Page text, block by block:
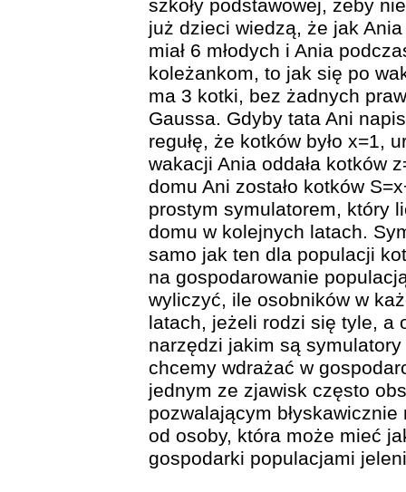
szkoły podstawowej, żeby
już dzieci wiedzą, że jak
miał 6 młodych i Ania
koleżankom, to jak się po
ma 3 kotki, bez żadnych
Gaussa. Gdyby tata Ani
regułę, że kotków było x=1,
wakacji Ania oddała kotków
domu Ani zostało kotków
prostym symulatorem, który
domu w kolejnych latach.
samo jak ten dla populacji
na gospodarowanie
wyliczyć, ile osobników w
latach, jeżeli rodzi się tyle, a
narzędzi jakim są
chcemy wdrażać w
jednym ze zjawisk często
pozwalającym
od osoby, która może mieć
gospodarki populacjami